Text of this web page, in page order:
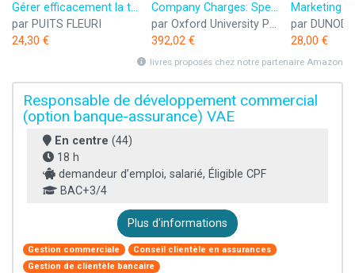
Gérer efficacement la trésorerie de votre entreprise: Analyse financière simplifiée et méthodique. Stocks, clients, fournisseurs, investissements, ... avec votre banquier, causes de défaillance.
par PUITS FLEURI
24,30 €
Company Charges: Spectrum and Beyond
par Oxford University Press
392,02 €
par DUNOD
28,00 €
livres proposés chez notre partenaire Amazon
Responsable de développement commercial
(option banque-assurance) VAE
En centre (44)
18 h
demandeur d’emploi, salarié, Éligible CPF
BAC+3/4
Plus d'informations
Gestion commerciale
Conseil clientèle en assurances
Gestion de clientèle bancaire